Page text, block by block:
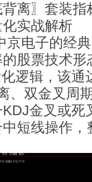
离〗套装
实战解析
京电子的经
股票技术
逻辑，该通
、双金叉周
金叉或死
短线操作